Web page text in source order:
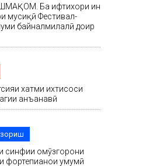
Ба ифтихори ин
мусиқӣ Фестивал-
байналмилалӣ доир
хатми ихтисоси
анъанавӣ
синфии омӯзгорони
фортепианои умумӣ